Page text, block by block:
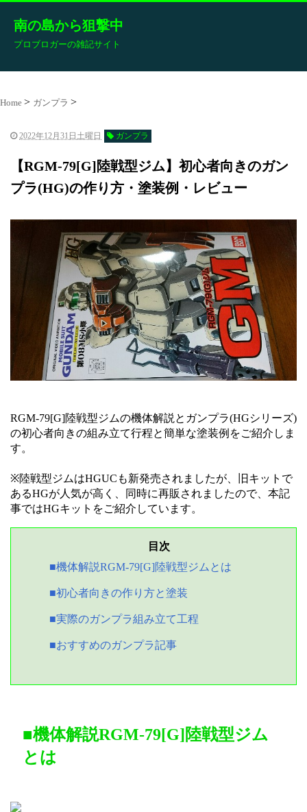
南の島から狙撃中
プロブロガーの雑記サイト
Home ガンプラ
2022年12月31日土曜日 ガンプラ
【RGM-79[G]陸戦型ジム】初心者向きのガン
プラ(HG)の作り方・塗装例・レビュー
RGM-79[G]陸戦型ジムの機体解説とガンプラ(HGシリーズ)
の初心者向きの組み立て行程と簡単な塗装例をご紹介しま
す。
※陸戦型ジムはHGUCも新発売されましたが、旧キットで
あるHGが人気が高く、同時に再販されましたので、本記
事ではHGキットをご紹介しています。
■機体解説RGM-79[G]陸戦型ジムとは
■初心者向きの作り方と塗装
■実際のガンプラ組み立て工程
■おすすめのガンプラ記事
■機体解説RGM-79[G]陸戦型ジム
とは